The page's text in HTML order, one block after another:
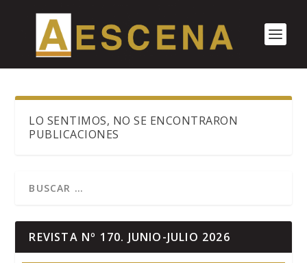
LO SENTIMOS, NO SE ENCONTRARON
PUBLICACIONES
REVISTA Nº 170. JUNIO-JULIO 2026